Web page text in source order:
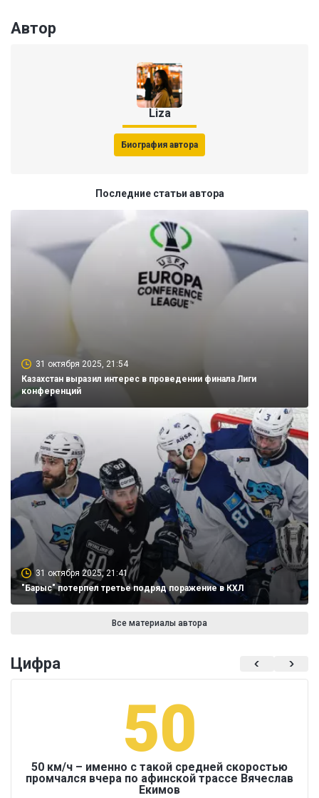
Автор
Liza
Биография автора
Последние статьи автора
31 октября 2025, 21:54
Казахстан выразил интерес в проведении финала Лиги
конференций
31 октября 2025, 21:41
"Барыс" потерпел третье подряд поражение в КХЛ
Все материалы автора
Цифра
50
50 км/ч – именно с такой средней скоростью
промчался вчера по афинской трассе Вячеслав
Екимов